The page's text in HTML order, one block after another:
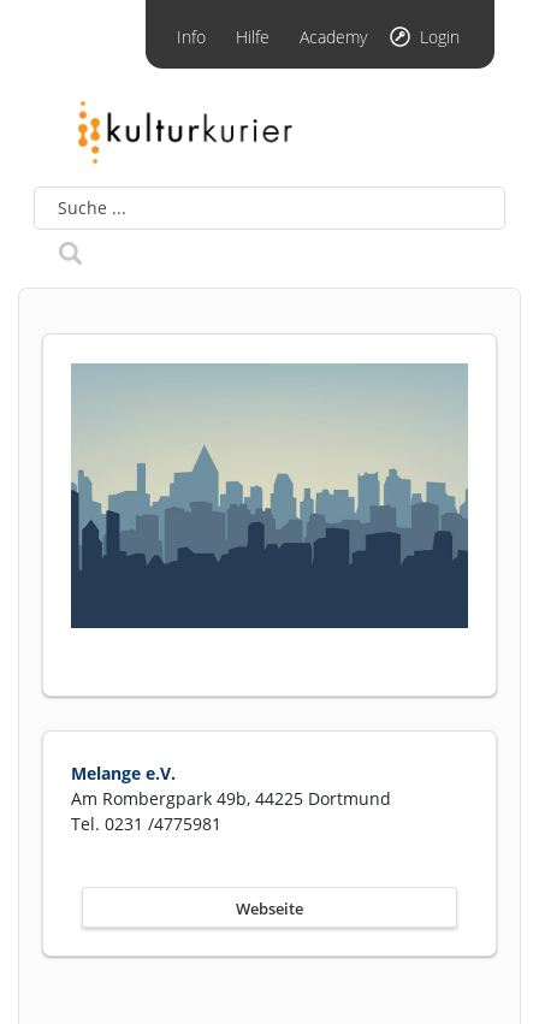
Info Hilfe Academy Login
Melange e.V.
Am Rombergpark 49b, 44225 Dortmund
Tel. 0231 /4775981
Webseite